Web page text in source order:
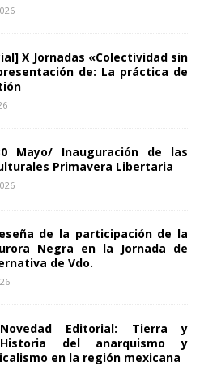
X Jornadas «Colectividad sin
de: La práctica de
Mayo/ Inauguración de las
Primavera Libertaria
de la participación de la
Negra en la Jornada de
de Vdo.
Editorial: Tierra y
del anarquismo y
en la región mexicana